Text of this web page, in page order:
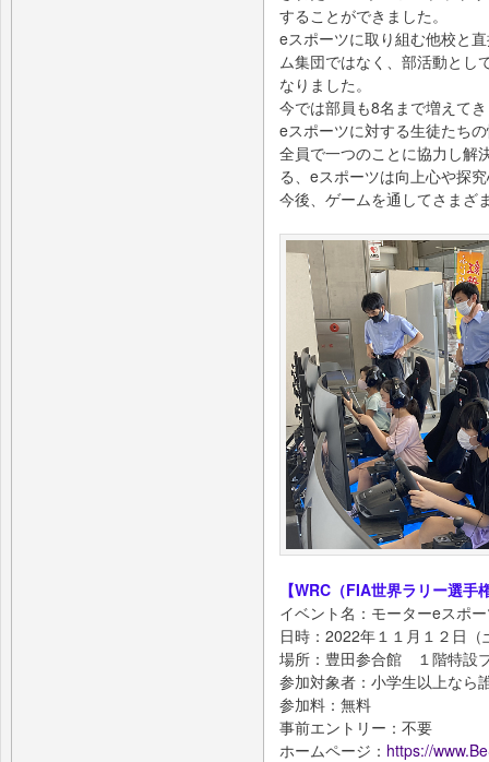
することができました。
eスポーツに取り組む他校と
ム集団ではなく、部活動とし
なりました。
今では部員も8名まで増えて
eスポーツに対する生徒たち
全員で一つのことに協力し解
る、eスポーツは向上心や探
今後、ゲームを通してさまざ
【WRC（FIA世界ラリー選
イベント名：モーターeスポ
日時：2022年１１月１２日
場所：豊田参合館 １階特設
参加対象者：小学生以上なら
参加料：無料
事前エントリー：不要
ホームページ： https://